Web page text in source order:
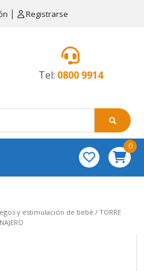
| Registrarse
Tel: 0800 9914
0
y estimulación de bebé / TORRE